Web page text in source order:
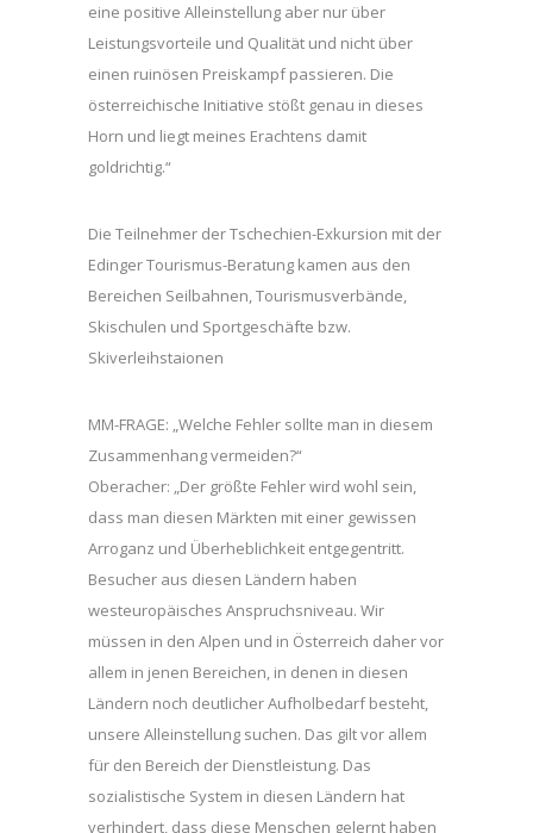
eine positive Alleinstellung aber nur über
Leistungsvorteile und Qualität und nicht über
einen ruinösen Preiskampf passieren. Die
österreichische Initiative stößt genau in dieses
Horn und liegt meines Erachtens damit
goldrichtig.“
Die Teilnehmer der Tschechien-Exkursion mit der
Edinger Tourismus-Beratung kamen aus den
Bereichen Seilbahnen, Tourismusverbände,
Skischulen und Sportgeschäfte bzw.
Skiverleihstaionen
MM-FRAGE: „Welche Fehler sollte man in diesem
Zusammenhang vermeiden?“
Oberacher: „Der größte Fehler wird wohl sein,
dass man diesen Märkten mit einer gewissen
Arroganz und Überheblichkeit entgegentritt.
Besucher aus diesen Ländern haben
westeuropäisches Anspruchsniveau. Wir
müssen in den Alpen und in Österreich daher vor
allem in jenen Bereichen, in denen in diesen
Ländern noch deutlicher Aufholbedarf besteht,
unsere Alleinstellung suchen. Das gilt vor allem
für den Bereich der Dienstleistung. Das
sozialistische System in diesen Ländern hat
verhindert, dass diese Menschen gelernt haben